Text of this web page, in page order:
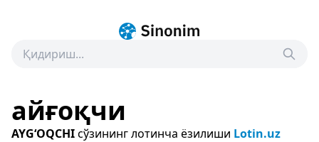
айғоқчи
AYG‘OQCHIсўзининг лотинча ёзилиши Lotin.uz